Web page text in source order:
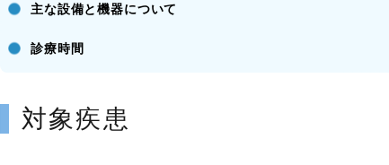
主な設備と機器について
診療時間
対象疾患